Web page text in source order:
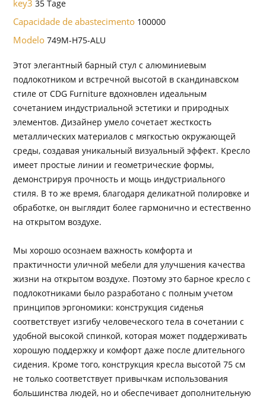
key335 Tage
Capacidade de abastecimento 100000
Modelo749M-H75-ALU
Этот элегантный барный стул с алюминиевым
подлокотником и встречной высотой в скандинавском
стиле от CDG Furniture вдохновлен идеальным
сочетанием индустриальной эстетики и природных
элементов. Дизайнер умело сочетает жесткость
металлических материалов с мягкостью окружающей
среды, создавая уникальный визуальный эффект. Кресло
имеет простые линии и геометрические формы,
демонстрируя прочность и мощь индустриального
стиля. В то же время, благодаря деликатной полировке и
обработке, он выглядит более гармонично и естественно
на открытом воздухе.
Мы хорошо осознаем важность комфорта и
практичности уличной мебели для улучшения качества
жизни на открытом воздухе. Поэтому это барное кресло с
подлокотниками было разработано с полным учетом
принципов эргономики: конструкция сиденья
соответствует изгибу человеческого тела в сочетании с
удобной высокой спинкой, которая может поддерживать
хорошую поддержку и комфорт даже после длительного
сидения. Кроме того, конструкция кресла высотой 75 см
не только соответствует привычкам использования
большинства людей, но и обеспечивает дополнительную